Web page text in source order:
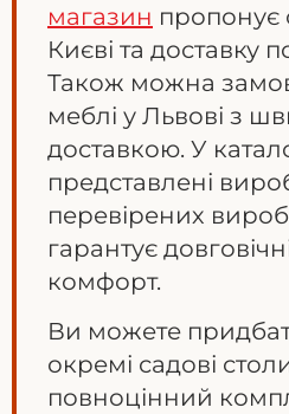
магазин пропонує
Києві та доставку
Також можна
меблі у Львові з
доставкою. У
представлені
перевірених
гарантує
комфорт.
Ви можете
окремі садові столи
повноцінний